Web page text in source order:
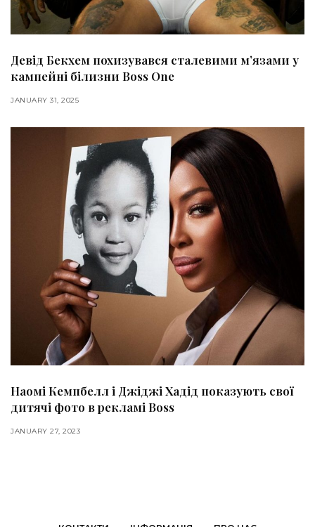
Девід Бекхем похизувався сталевими мʼязами у
кампейні білизни Boss One
JANUARY 31, 2025
Наомі Кемпбелл і Джіджі Хадід показують свої
дитячі фото в рекламі Boss
JANUARY 27, 2023